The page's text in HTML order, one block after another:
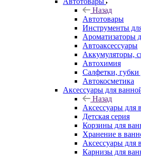
Назад
Автотовары
Инструменты
Ароматизаторы
Автоаксессуары
Аккумуляторы,
Автохимия
Салфетки, губки
Автокосметика
Аксессуары для
Назад
Аксессуары для
Детская серия
Корзины для
Хранение в
Аксессуары для
Карнизы для